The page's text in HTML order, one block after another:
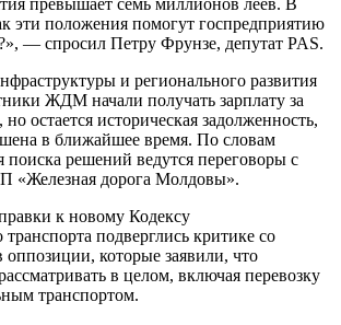
эти положения помо­гут госпредприятию
— спросил Петру Фрунзе, депутат PAS.
и реги­онального развития
ЖДМ начали получать зарплату за
остается историческая задолженность,
в ближайшее время. По словам
решений ведутся переговоры с
«Желез­ная дорога Молдовы».
к новому Кодексу
подверглись критике со
оппозиции, которые заявили, что
в целом, включая перевозку
транспортом.